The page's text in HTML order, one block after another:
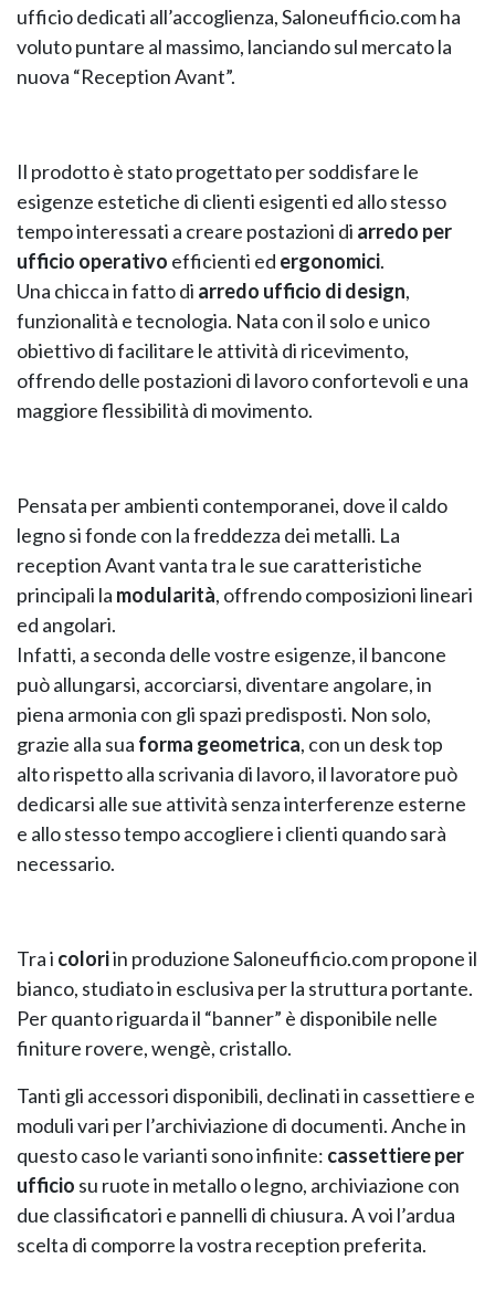
GIANO WOOD –
TWIST –
ufficio dedicati all’accoglienza, Saloneufficio.com ha
voluto puntare al massimo, lanciando sul mercato la
nuova “Reception Avant”.
Il prodotto è stato progettato per soddisfare le
esigenze estetiche di clienti esigenti ed allo stesso
tempo interessati a creare postazioni di arredo per
ufficio operativo efficienti ed ergonomici.
Una chicca in fatto di arredo ufficio di design,
funzionalità e tecnologia. Nata con il solo e unico
obiettivo di facilitare le attività di ricevimento,
offrendo delle postazioni di lavoro confortevoli e una
maggiore flessibilità di movimento.
Pensata per ambienti contemporanei, dove il caldo
legno si fonde con la freddezza dei metalli. La
reception Avant vanta tra le sue caratteristiche
principali la modularità, offrendo composizioni lineari
ed angolari.
Infatti, a seconda delle vostre esigenze, il bancone
può allungarsi, accorciarsi, diventare angolare, in
piena armonia con gli spazi predisposti. Non solo,
grazie alla sua forma geometrica, con un desk top
alto rispetto alla scrivania di lavoro, il lavoratore può
dedicarsi alle sue attività senza interferenze esterne
e allo stesso tempo accogliere i clienti quando sarà
necessario.
Tra i coloriin produzione Saloneufficio.com propone il
bianco, studiato in esclusiva per la struttura portante.
Per quanto riguarda il “banner” è disponibile nelle
finiture rovere, wengè, cristallo.
Tanti gli accessori disponibili, declinati in cassettiere e
moduli vari per l’archiviazione di documenti. Anche in
questo caso le varianti sono infinite: cassettiere per
ufficio su ruote in metallo o legno, archiviazione con
due classificatori e pannelli di chiusura. A voi l’ardua
scelta di comporre la vostra reception preferita.